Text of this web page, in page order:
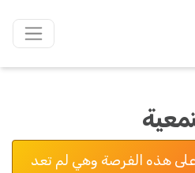
على هذه الفرصة وهي لم تعد